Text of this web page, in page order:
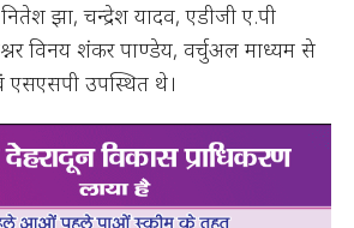
झा, चन्द्रेश यादव, एडीजी ए.पी
विनय शंकर पाण्डेय, वर्चुअल माध्यम से
एसएसपी उपस्थित थे।